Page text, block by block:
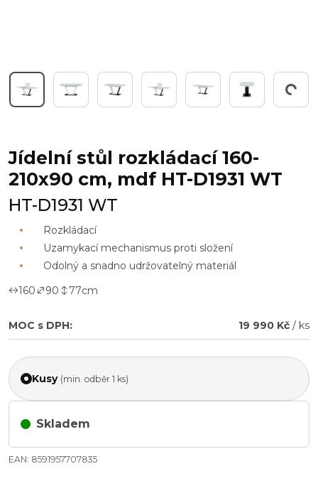
Pracuji...
Jídelní stůl rozkládací 160-
210x90 cm, mdf HT-D1931 WT
HT-D1931 WT
Rozkládací
Uzamykací mechanismus proti složení
Odolný a snadno udržovatelný materiál
160
90 77cm
MOC s DPH: 19 990 Kč / ks
Kusy (min. odběr 1 ks)
Skladem
EAN: 8591957707835